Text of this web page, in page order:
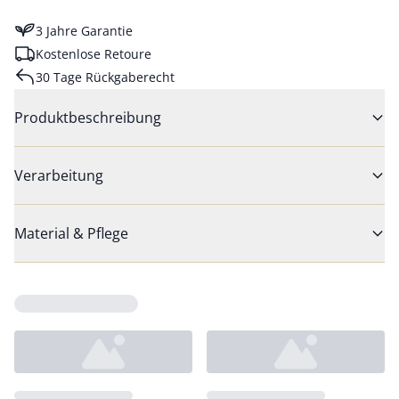
3 Jahre Garantie
Kostenlose Retoure
30 Tage Rückgaberecht
Produktbeschreibung
Verarbeitung
Material & Pflege